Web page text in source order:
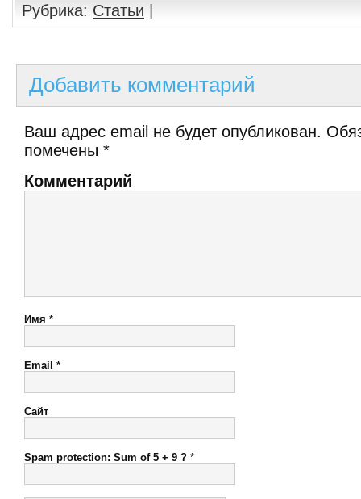
Рубрика: Статьи |
Добавить комментарий
Ваш адрес email не будет опубликован.
помечены *
Комментарий
Имя *
Email *
Сайт
Spam protection: Sum of 5 + 9 ? *